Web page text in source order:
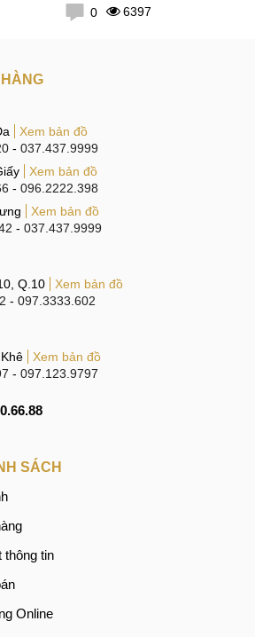
0
6397
Xem bản đồ
- 037.437.9999
Xem bản đồ
- 096.2222.398
Xem bản đồ
- 037.437.9999
Q.10
Xem bản đồ
- 097.3333.602
Xem bản đồ
- 097.123.9797
SÁCH
thông tin
Online